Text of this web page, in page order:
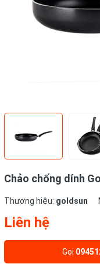
Chảo chống dính
Thương hiệu: goldsun
Liên hệ
Gọi